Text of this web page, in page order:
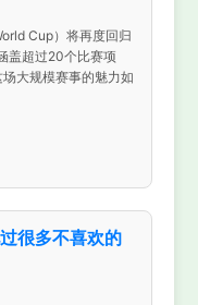
Cup）将再度回归
盖超过20个比赛项
大规模赛事的魅力如
很多不喜欢的